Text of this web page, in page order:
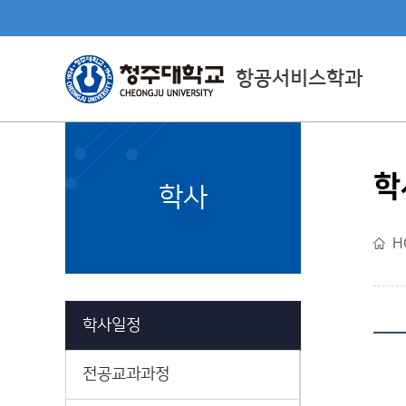
항공서비스학과
Department Directly
Managed By CJU
학사
학사일정
전공교과과정